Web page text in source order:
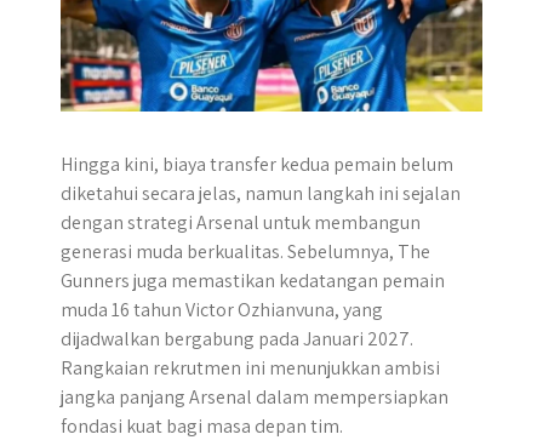
Hingga kini, biaya transfer kedua pemain belum
diketahui secara jelas, namun langkah ini sejalan
dengan strategi Arsenal untuk membangun
generasi muda berkualitas. Sebelumnya, The
Gunners juga memastikan kedatangan pemain
muda 16 tahun Victor Ozhianvuna, yang
dijadwalkan bergabung pada Januari 2027.
Rangkaian rekrutmen ini menunjukkan ambisi
jangka panjang Arsenal dalam mempersiapkan
fondasi kuat bagi masa depan tim.